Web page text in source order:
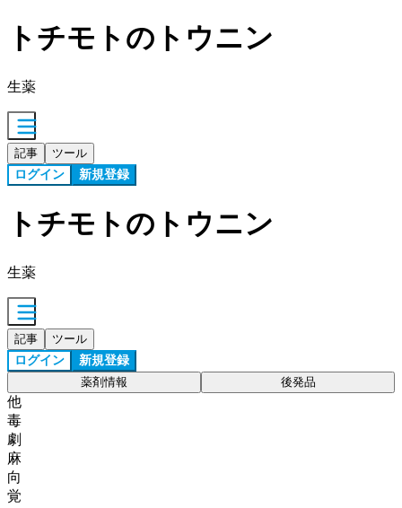
トチモトのトウニン
生薬
記事 ツール
ログイン 新規登録
トチモトのトウニン
生薬
記事 ツール
ログイン 新規登録
薬剤情報 後発品
他
毒
劇
麻
向
覚